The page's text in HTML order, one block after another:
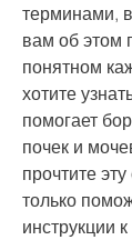
терминами,
вам об этом
понятном
хотите
помогает
почек и
прочтите
только
инструкции